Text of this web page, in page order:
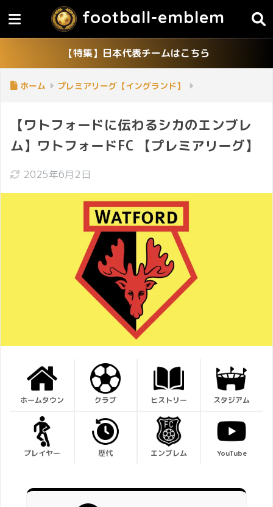
football-emblem
【特集】日本代表チームはこちら
ホーム プレミアリーグ【イングランド】
【ワトフォードに伝わるシカのエンブレ
ム】ワトフォードFC 【プレミアリーグ】
2025年6月2日
ホームタウン クラブ ヒストリー スタジアム
プレイヤー 歴代 エンブレム YouTube